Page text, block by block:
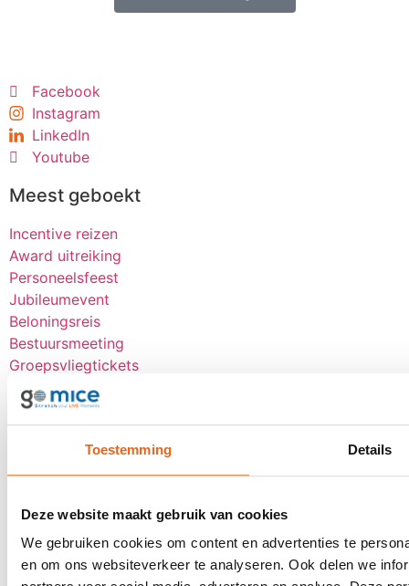
Toestemming Details
Deze website maakt gebruik van cookies
We gebruiken cookies om content en advertenties te
en om ons websiteverkeer te analyseren. Ook delen we
Facebook
Instagram
LinkedIn
Youtube
Meest geboekt
Incentive reizen
Award uitreiking
Personeelsfeest
Jubileumevent
Beloningsreis
Bestuursmeeting
Groepsvliegtickets
Events
Kick-OFF
Bekijk alle